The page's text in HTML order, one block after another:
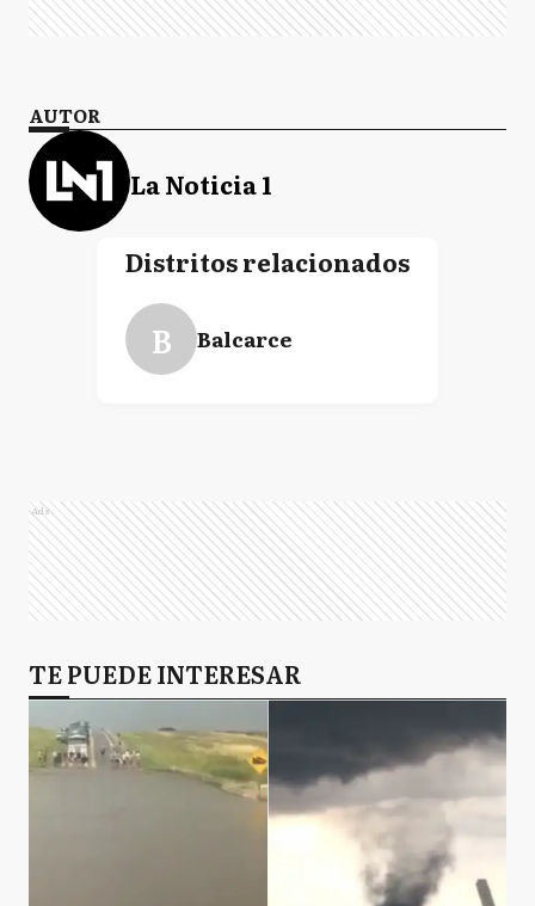
AUTOR
La Noticia 1
Distritos relacionados
B Balcarce
Ads
TE PUEDE INTERESAR